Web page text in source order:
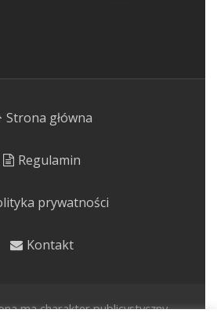
Strona główna
Regulamin
prywatności
Kontakt
ma charakter publicystyczny.